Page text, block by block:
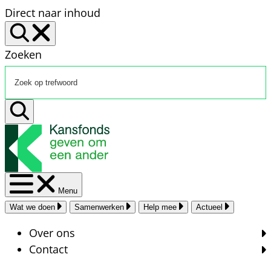
Direct naar inhoud
Zoeken
Menu
Wat we doen
Samenwerken Help mee Actueel
Over ons
Contact